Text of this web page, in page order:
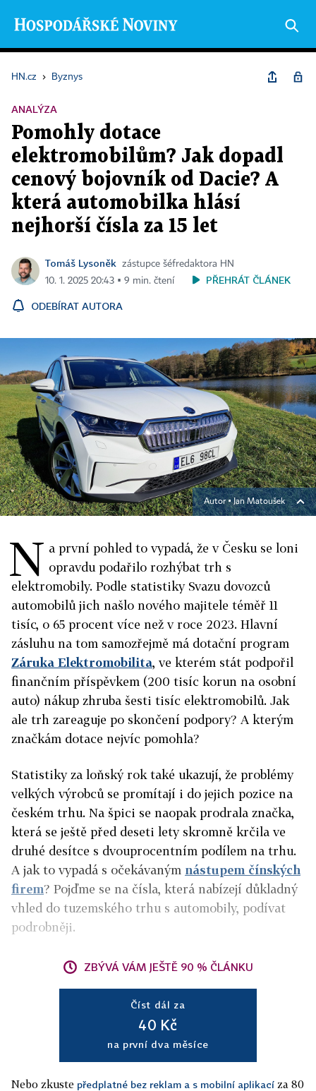
HN.cz › Byznys
ANALÝZA
Pomohly dotace
elektromobilům? Jak dopadl
cenový bojovník od Dacie? A
která automobilka hlásí
nejhorší čísla za 15 let
Tomáš Lysoněk
zástupce šéfredaktora HN
10. 1. 2025 20:43 ▪ 9 min. čtení
PŘEHRÁT ČLÁNEK
ODEBÍRAT AUTORA
Autor ▪Jan Matoušek
N a první pohled to vypadá, že v Česku se loni
opravdu podařilo rozhýbat trh s
elektromobily. Podle statistiky Svazu dovozců
automobilů jich našlo nového majitele téměř 11
tisíc, o 65 procent více než v roce 2023. Hlavní
zásluhu na tom samozřejmě má dotační program
Záruka Elektromobilita, ve kterém stát podpořil
finančním příspěvkem (200 tisíc korun na osobní
auto) nákup zhruba šesti tisíc elektromobilů. Jak
ale trh zareaguje po skončení podpory? A kterým
značkám dotace nejvíc pomohla?
Statistiky za loňský rok také ukazují, že problémy
velkých výrobců se promítají i do jejich pozice na
českém trhu. Na špici se naopak prodrala značka,
která se ještě před deseti lety skromně krčila ve
druhé desítce s dvouprocentním podílem na trhu.
A jak to vypadá s očekávaným nástupem čínských
firem? Pojďme se na čísla, která nabízejí důkladný
vhled do tuzemského trhu s automobily, podívat
podrobněji.
ZBÝVÁ VÁM JEŠTĚ 90 % ČLÁNKU
Číst dál za
40 Kč
na první dva měsíce
Nebo zkuste předplatné bez reklam a s mobilní aplikací za 80